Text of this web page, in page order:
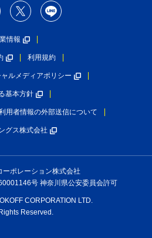
情報
利用規約
ルメディアポリシー
基本方針
用者情報の外部送信について
グス株式会社
ーポレーション株式会社
号 神奈川県公安委員会許可
CORPORATION LTD.
Reserved.